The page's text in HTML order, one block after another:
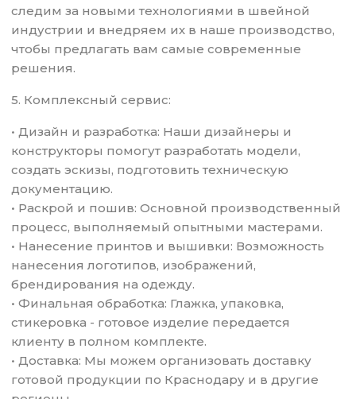
следим за новыми технологиями в швейной
индустрии и внедряем их в наше производство,
чтобы предлагать вам самые современные
решения.
5. Комплексный сервис:
• Дизайн и разработка: Наши дизайнеры и
конструкторы помогут разработать модели,
создать эскизы, подготовить техническую
документацию.
• Раскрой и пошив: Основной производственный
процесс, выполняемый опытными мастерами.
• Нанесение принтов и вышивки: Возможность
нанесения логотипов, изображений,
брендирования на одежду.
• Финальная обработка: Глажка, упаковка,
стикеровка - готовое изделие передается
клиенту в полном комплекте.
• Доставка: Мы можем организовать доставку
готовой продукции по Краснодару и в другие